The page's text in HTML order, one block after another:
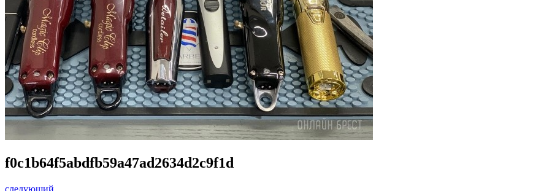
f0c1b64f5abdfb59a47ad2634d2c9f1d
следующий